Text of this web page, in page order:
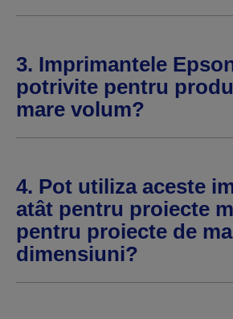
3. Imprimantele
potrivite pentru
mare volum?
4. Pot utiliza aceste
atât pentru proiecte
pentru proiecte de
dimensiuni?